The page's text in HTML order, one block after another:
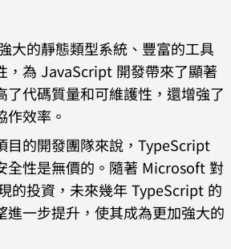
大的靜態類型系統、豐富的工具
，為 JavaScript 開發帶來了顯著
了代碼質量和可維護性，還增強了
作效率。
目的開發團隊來說，TypeScript
全性是無價的。隨著 Microsoft 對
的投資，未來幾年 TypeScript 的
進一步提升，使其成為更加強大的